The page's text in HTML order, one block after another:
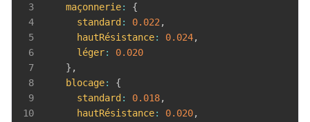
3
maçonnerie:
{
4
standard : 0.022 ,
5
hautRésistance: 0.024,
6
léger:
0.020
7
} ,
8
blocage:
{
9
standard : 0.018,
10
hautRésistance: 0.020,